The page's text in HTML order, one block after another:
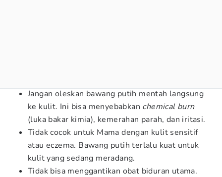
Jangan oleskan bawang putih mentah langsung
ke kulit. Ini bisa menyebabkan chemical burn
(luka bakar kimia), kemerahan parah, dan iritasi.
Tidak cocok untuk Mama dengan kulit sensitif
atau eczema. Bawang putih terlalu kuat untuk
kulit yang sedang meradang.
Tidak bisa menggantikan obat biduran utama.